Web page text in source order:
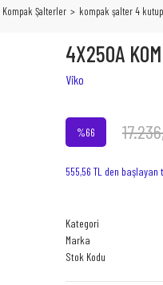
Kompak Şalterler kompak şalter 4
4X250A
Viko
%66
555,56 TL den
Kategori
Marka
Stok Kodu